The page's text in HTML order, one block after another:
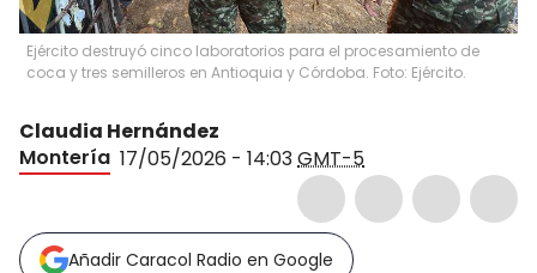
Ejército destruyó cinco laboratorios para el procesamiento de
coca y tres semilleros en Antioquia y Córdoba. Foto: Ejército.
Claudia Hernández
Montería 17/05/2026 - 14:03GMT-5
Añadir Caracol Radio en Google